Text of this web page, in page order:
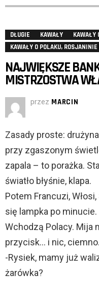
DŁUGIE KAWAŁY
KAWAŁY
KAWAŁY O POLAKU,
NAJWIĘKSZE
MISTRZOSTWA
przez MARCIN
Zasady proste:
przy zgaszonym
zapala – to porażka.
światło błyśnie, klapa.
Potem Francuzi,
się lampka po minucie.
Wchodzą Polacy. Mija
przycisk… i nic,
-Rysiek, mamy już
żarówka?